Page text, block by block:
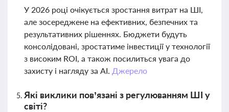
У 2026 році очікується зростання витрат на ШІ,
але зосереджене на ефективних, безпечних та
результативних рішеннях. Бюджети будуть
консолідовані, зростатиме інвестиції у технології
з високим ROI, а також посилиться увага до
захисту і нагляду за AI. Джерело
Які виклики пов’язані з регулюванням ШІ у
світі?